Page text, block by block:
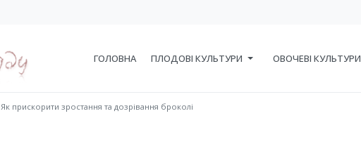
ГОЛОВНА ПЛОДОВІ КУЛЬТУРИ ОВОЧЕВІ КУЛЬТУРИ
Як прискорити зростання та дозрівання броколі